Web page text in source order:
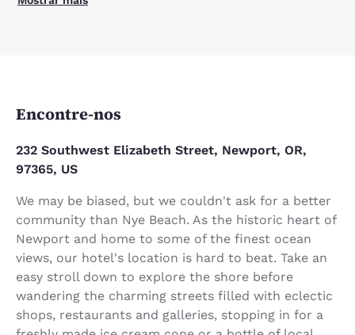
Encontre-nos
232 Southwest Elizabeth Street, Newport, OR,
97365, US
We may be biased, but we couldn't ask for a better
community than Nye Beach. As the historic heart of
Newport and home to some of the finest ocean
views, our hotel's location is hard to beat. Take an
easy stroll down to explore the shore before
wandering the charming streets filled with eclectic
shops, restaurants and galleries, stopping in for a